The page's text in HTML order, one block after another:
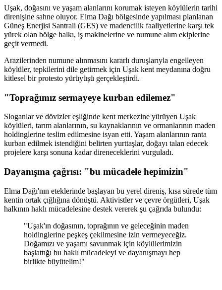
Uşak, doğasını ve yaşam alanlarını korumak isteyen köylülerin tarihi
direnişine sahne oluyor. Elma Dağı bölgesinde yapılması planlanan
Güneş Enerjisi Santrali (GES) ve madencilik faaliyetlerine karşı tek
yürek olan bölge halkı, iş makinelerine ve numune alım ekiplerine
geçit vermedi.
​Arazilerinden numune alınmasını kararlı duruşlarıyla engelleyen
köylüler, tepkilerini dile getirmek için Uşak kent meydanına doğru
kitlesel bir protesto yürüyüşü gerçekleştirdi.
​"Toprağımız sermayeye kurban edilemez"
​Sloganlar ve dövizler eşliğinde kent merkezine yürüyen Uşak
köylüleri, tarım alanlarının, su kaynaklarının ve ormanlarının maden
holdinglerine teslim edilmesine isyan etti. Yaşam alanlarının ranta
kurban edilmek istendiğini belirten yurttaşlar, doğayı talan edecek
projelere karşı sonuna kadar direneceklerini vurguladı.
​Dayanışma çağrısı: "bu mücadele hepimizin"
​Elma Dağı'nın eteklerinde başlayan bu yerel direniş, kısa sürede tüm
kentin ortak çığlığına dönüştü. Aktivistler ve çevre örgütleri, Uşak
halkının haklı mücadelesine destek vererek şu çağrıda bulundu:
​"Uşak'ın doğasının, toprağının ve geleceğinin maden
holdinglerine peşkeş çekilmesine izin vermeyeceğiz.
Doğamızı ve yaşamı savunmak için köylülerimizin
başlattığı bu haklı mücadeleyi ve dayanışmayı hep
birlikte büyütelim!"